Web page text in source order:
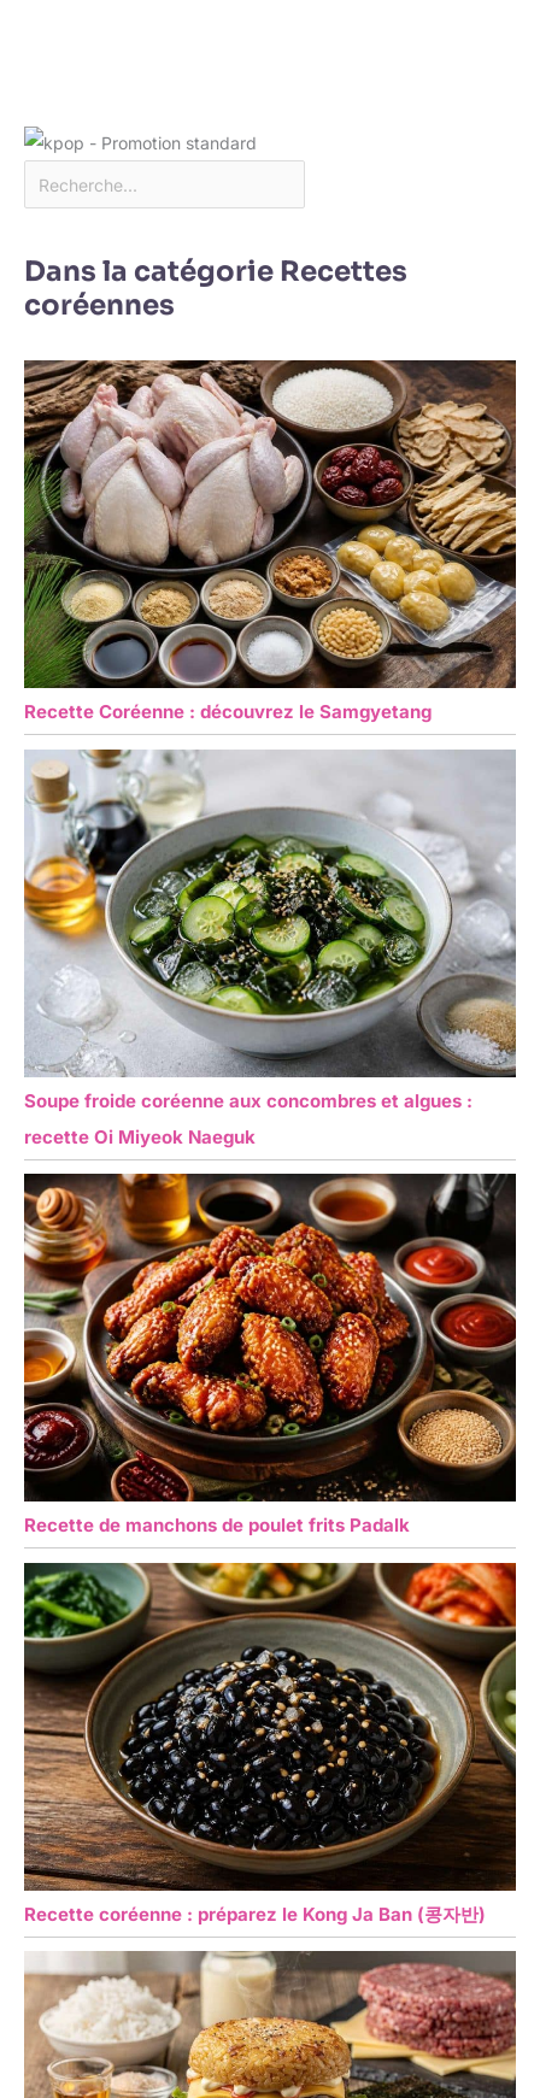
salle à manger tout en
dégustant de délicieux
Dans la catégorie Recettes
coréennes
Recette Coréenne : découvrez le Samgyetang
Soupe froide coréenne aux concombres et algues :
recette Oi Miyeok Naeguk
Recette de manchons de poulet frits Padalk
Recette coréenne : préparez le Kong Ja Ban (콩자반)